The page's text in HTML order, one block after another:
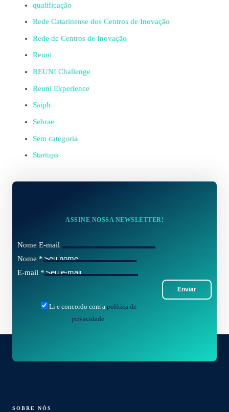
qualificação
Rede Catarinense dos Centros de Inovação
Rede de Centros de Inovação
Reuni
REUNI Challenge
Reuni Experience
Saiph
Sebrae
Sem categoria
Startups
ASSINE NOSSA NEWSLETTER!
Nome E-mail
Nome *
E-mail *
Enviar
Li e concordo com a política de
privacidade.
SOBRE NÓS